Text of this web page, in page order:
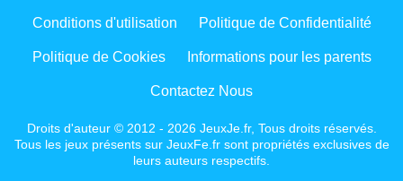
Conditions d'utilisation Politique de Confidentialité
Politique de Cookies Informations pour les parents
Contactez Nous
Droits d'auteur © 2012 - 2026 JeuxJe.fr, Tous droits réservés.
Tous les jeux présents sur JeuxFe.fr sont propriétés exclusives de
leurs auteurs respectifs.